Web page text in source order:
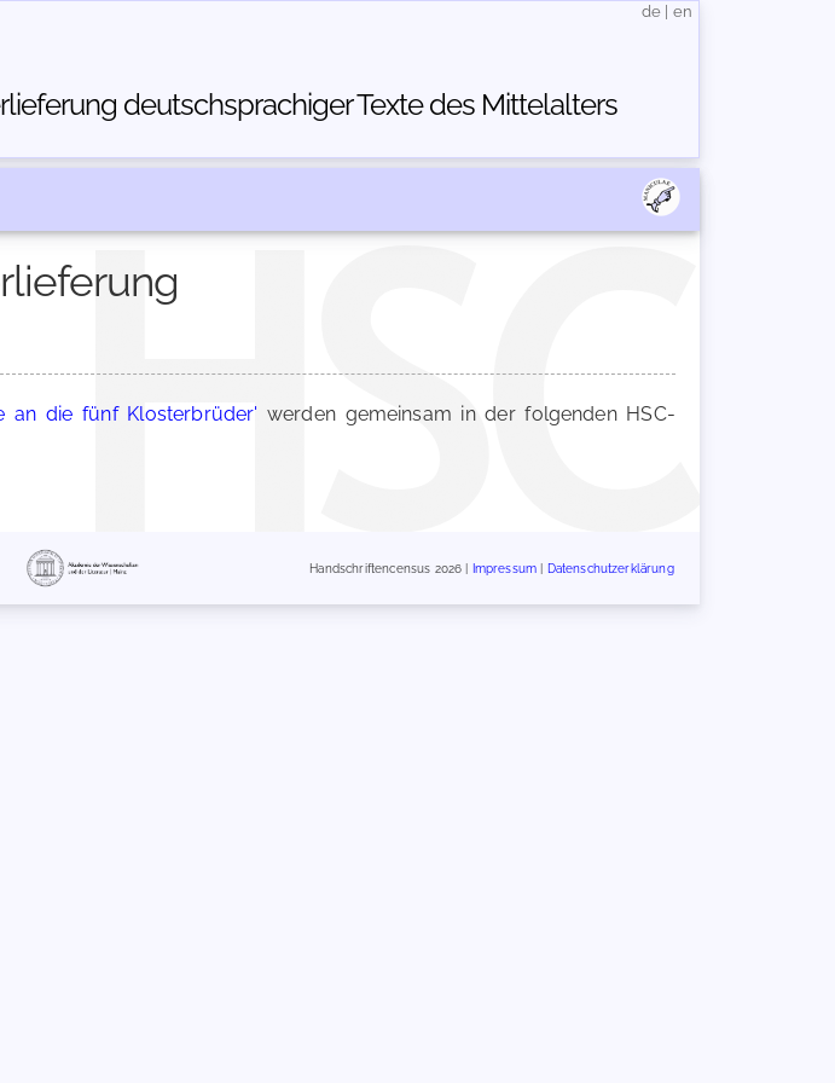
deutschsprachiger Texte des Mittelalters
de en
an die fünf Klosterbrüder' werden gemeinsam in der folgenden HSC-
Handschriftencensus 2026 | Impressum Datenschutzerklärung